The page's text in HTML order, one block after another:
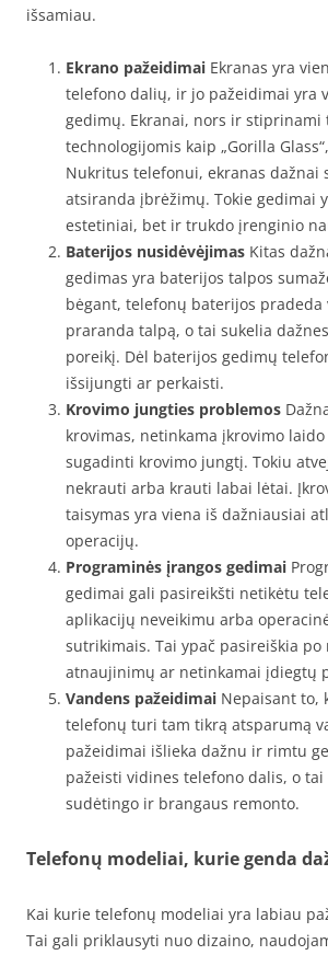
išsamiau.
Ekrano pažeidimai Ekranas yra
telefono dalių, ir jo pažeidimai yra
gedimų. Ekranai, nors ir stiprinami
technologijomis kaip „Gorilla
Nukritus telefonui, ekranas dažnai
atsiranda įbrėžimų. Tokie gedimai
estetiniai, bet ir trukdo įrenginio
Baterijos nusidėvėjimas Kitas
gedimas yra baterijos talpos
bėgant, telefonų baterijos
praranda talpą, o tai sukelia
poreikį. Dėl baterijos gedimų
išsijungti ar perkaisti.
Krovimo jungties problemos
krovimas, netinkama įkrovimo
sugadinti krovimo jungtį. Tokiu
nekrauti arba krauti labai lėtai.
taisymas yra viena iš dažniausiai
operacijų.
Programinės įrangos gedimai
gedimai gali pasireikšti netikėtu
aplikacijų neveikimu arba
sutrikimais. Tai ypač pasireiškia
atnaujinimų ar netinkamai įdiegtų
Vandens pažeidimai Nepaisant to,
telefonų turi tam tikrą atsparumą
pažeidimai išlieka dažnu ir rimtu
pažeisti vidines telefono dalis, o
sudėtingo ir brangaus remonto.
Telefonų modeliai, kurie genda
Kai kurie telefonų modeliai yra labiau
Tai gali priklausyti nuo dizaino,